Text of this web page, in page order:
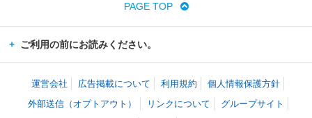
PAGE TOP
ご利用の前にお読みください。
運営会社 広告掲載について 利用規約
個人情報保護方針
外部送信（オプトアウト）
リンクについて
グループサイト